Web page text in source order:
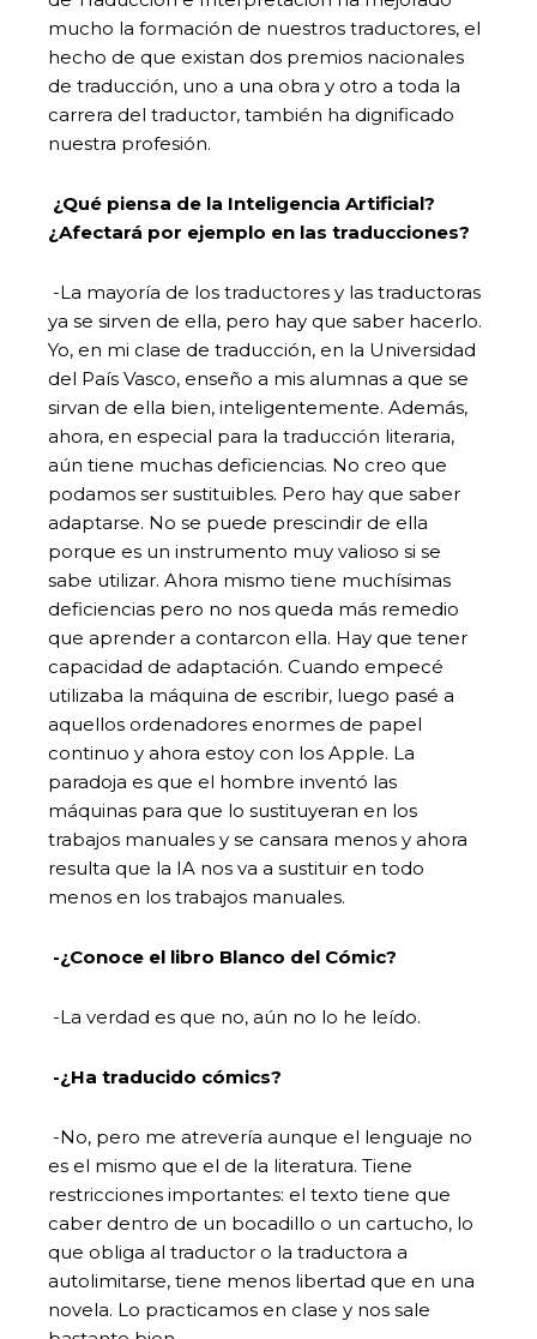
mucho la formación de nuestros traductores, el
hecho de que existan dos premios nacionales
de traducción, uno a una obra y otro a toda la
carrera del traductor, también ha dignificado
nuestra profesión.
¿Qué piensa de la Inteligencia Artificial?
¿Afectará por ejemplo en las traducciones?
-La mayoría de los traductores y las traductoras
ya se sirven de ella, pero hay que saber hacerlo.
Yo, en mi clase de traducción, en la Universidad
del País Vasco, enseño a mis alumnas a que se
sirvan de ella bien, inteligentemente. Además,
ahora, en especial para la traducción literaria,
aún tiene muchas deficiencias. No creo que
podamos ser sustituibles. Pero hay que saber
adaptarse. No se puede prescindir de ella
porque es un instrumento muy valioso si se
sabe utilizar. Ahora mismo tiene muchísimas
deficiencias pero no nos queda más remedio
que aprender a contarcon ella. Hay que tener
capacidad de adaptación. Cuando empecé
utilizaba la máquina de escribir, luego pasé a
aquellos ordenadores enormes de papel
continuo y ahora estoy con los Apple. La
paradoja es que el hombre inventó las
máquinas para que lo sustituyeran en los
trabajos manuales y se cansara menos y ahora
resulta que la IA nos va a sustituir en todo
menos en los trabajos manuales.
-¿Conoce el libro Blanco del Cómic?
-La verdad es que no, aún no lo he leído.
-¿Ha traducido cómics?
-No, pero me atrevería aunque el lenguaje no
es el mismo que el de la literatura. Tiene
restricciones importantes: el texto tiene que
caber dentro de un bocadillo o un cartucho, lo
que obliga al traductor o la traductora a
autolimitarse, tiene menos libertad que en una
novela. Lo practicamos en clase y nos sale